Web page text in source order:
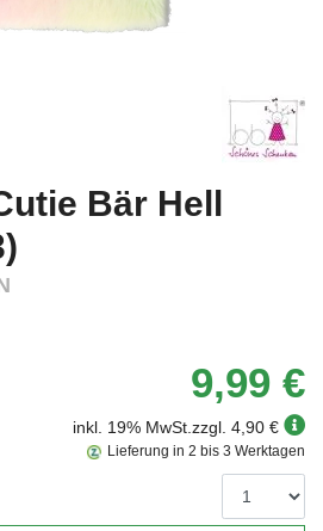
Bär Hell
9,99 €
inkl. 19% MwSt.zzgl. 4,90 €
Lieferung in 2 bis 3 Werktagen